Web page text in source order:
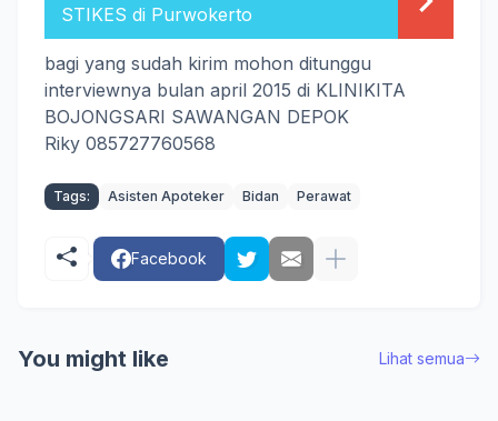
STIKES di Purwokerto
bagi yang sudah kirim mohon ditunggu
interviewnya bulan april 2015 di KLINIKITA
BOJONGSARI SAWANGAN DEPOK
Riky 085727760568
Tags: Asisten Apoteker Bidan Perawat
Facebook
You might like Lihat semua